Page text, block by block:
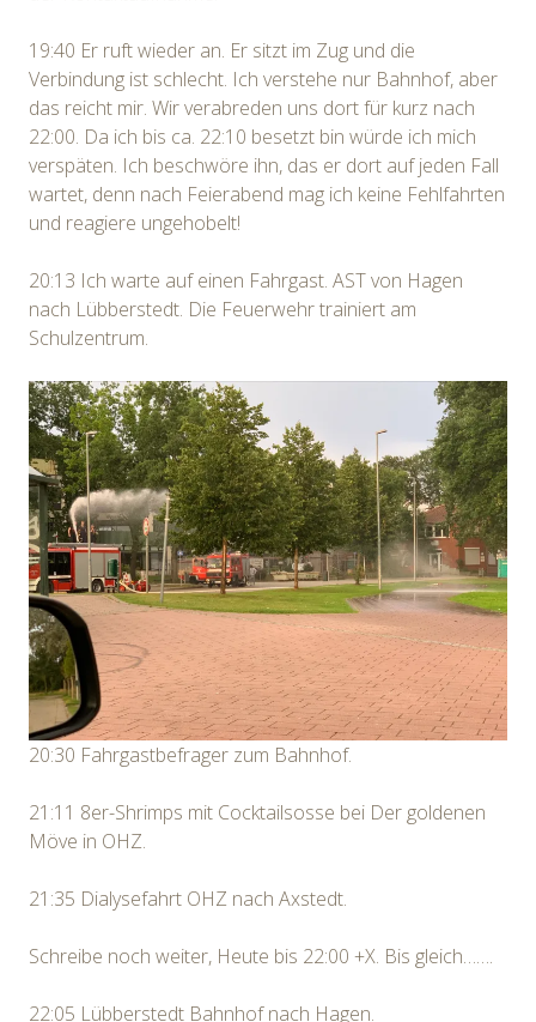
19:40 Er ruft wieder an. Er sitzt im Zug und die
Verbindung ist schlecht. Ich verstehe nur Bahnhof, aber
das reicht mir. Wir verabreden uns dort für kurz nach
22:00. Da ich bis ca. 22:10 besetzt bin würde ich mich
verspäten. Ich beschwöre ihn, das er dort auf jeden Fall
wartet, denn nach Feierabend mag ich keine Fehlfahrten
und reagiere ungehobelt!
20:13 Ich warte auf einen Fahrgast. AST von Hagen
nach Lübberstedt. Die Feuerwehr trainiert am
Schulzentrum.
20:30 Fahrgastbefrager zum Bahnhof.
21:11 8er-Shrimps mit Cocktailsosse bei Der goldenen
Möve in OHZ.
21:35 Dialysefahrt OHZ nach Axstedt.
Schreibe noch weiter, Heute bis 22:00 +X. Bis gleich…….
22:05 Lübberstedt Bahnhof nach Hagen.